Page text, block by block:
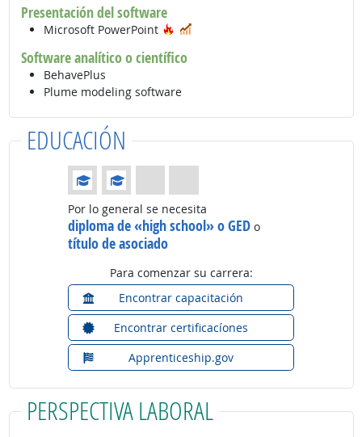
Presentación del software
Microsoft PowerPoint Tecnología de moda
Software analítico o científico
BehavePlus
Plume modeling software
EDUCACIÓN
Educación: (Calificación 2 de 4)
Por lo general se necesita
diploma de «high school» o GED o
título de asociado
Para comenzar su carrera:
Encontrar capacitación
Encontrar certificacíones
Apprenticeship.gov
PERSPECTIVA LABORAL